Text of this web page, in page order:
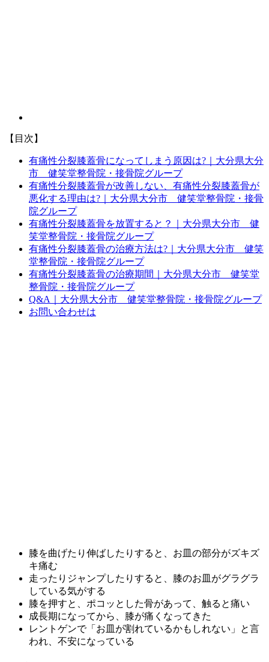
【目次】
有痛性分裂膝蓋骨になってしまう原因は?｜大分県大分
市 健笑堂整骨院・接骨院グループ
有痛性分裂膝蓋骨が改善しない、有痛性分裂膝蓋骨が
悪化する理由は?｜大分県大分市 健笑堂整骨院・接骨
院グループ
有痛性分裂膝蓋骨を放置すると？｜大分県大分市 健
笑堂整骨院・接骨院グループ
有痛性分裂膝蓋骨の治療方法は?｜大分県大分市 健笑
堂整骨院・接骨院グループ
有痛性分裂膝蓋骨の治療期間｜大分県大分市 健笑堂
整骨院・接骨院グループ
Q&A｜大分県大分市 健笑堂整骨院・接骨院グループ
お問い合わせは
膝を曲げたり伸ばしたりすると、お皿の部分がズキズ
キ痛む
走ったりジャンプしたりすると、膝のお皿がグラグラ
している気がする
膝を押すと、ポコッとした骨があって、触ると痛い
成長期になってから、膝が痛くなってきた
レントゲンで「お皿が割れているかもしれない」と言
われ、不安になっている